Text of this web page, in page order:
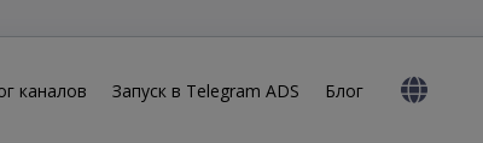
каналов Запуск в Telegram ADS Блог